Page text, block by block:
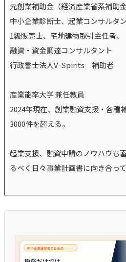
元創業補助金（経済産業省系補助
中小企業診断士、起業コンサルタン
1級販売士、宅地建物取引主任者、
融資・資金調達コンサルタント
行政書士法人V-Spirits 補助者
産業能率大学 兼任教員
2024年現在、創業融資支援・各種
3000件を超える。
起業支援、融資申請のノウハウも
るべく日々事業計画書に向き合って